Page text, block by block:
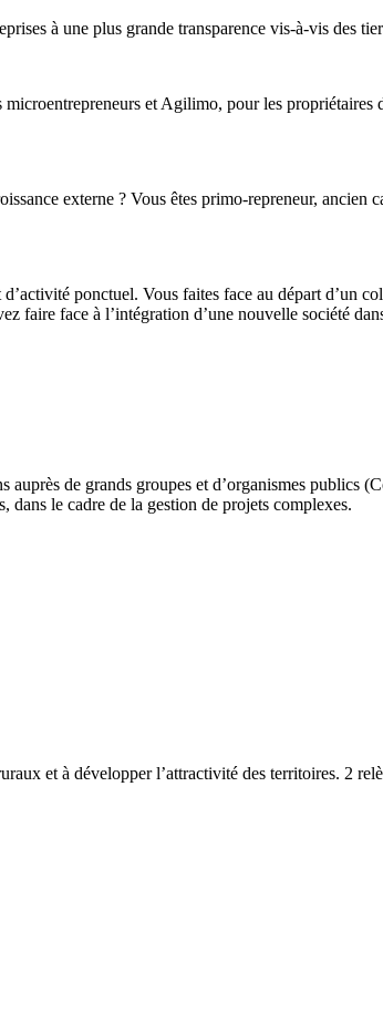
à une plus grande transparence vis-à-vis des
et Agilimo, pour les propriétaires
externe ? Vous êtes primo-repreneur, ancien
ponctuel. Vous faites face au départ d’un
face à l’intégration d’une nouvelle société
de grands groupes et d’organismes publics
le cadre de la gestion de projets complexes.
et à développer l’attractivité des territoires. 2